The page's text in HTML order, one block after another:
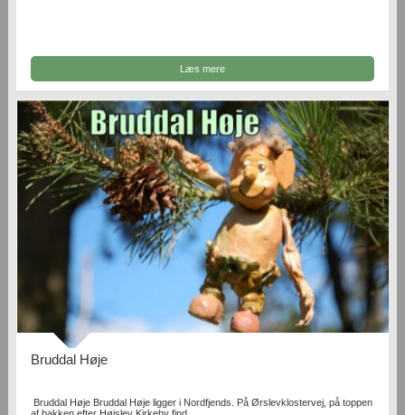
Læs mere
Bruddal Høje
Bruddal Høje Bruddal Høje ligger i Nordfjends. På Ørslevklostervej, på toppen